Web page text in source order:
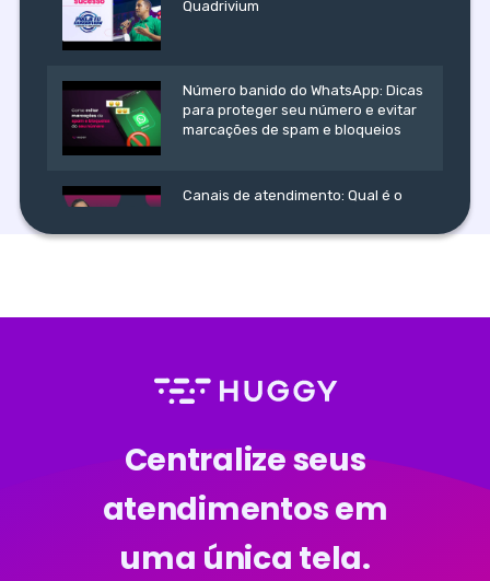
Quadrivium
Número banido do WhatsApp: Dicas
para proteger seu número e evitar
marcações de spam e bloqueios
Canais de atendimento: Qual é o
Ver mais
Centralize seus
atendimentos em
uma única tela.